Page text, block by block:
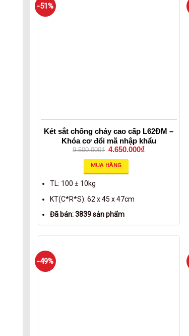
-51%
Két sắt chống cháy cao cấp L62ĐM –
Khóa cơ đổi mã nhập khẩu
9.500.000₫ 4.650.000₫
MUA HÀNG
TL: 100 ± 10kg
KT(C*R*S): 62 x 45 x 47cm
Đã bán: 3839 sản phẩm
-49%